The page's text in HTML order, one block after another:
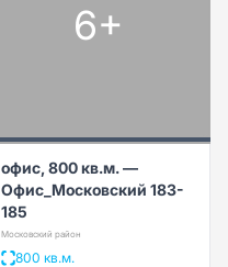
6+
офис, 800 кв.м. —
Офис_Московский 183-
185
Московский район
800 кв.м.